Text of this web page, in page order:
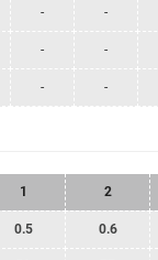
- -
- -
- -
1 2
0.5 0.6